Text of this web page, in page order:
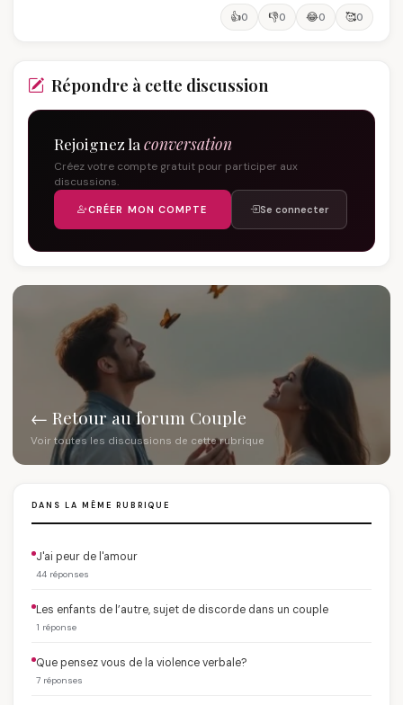
👍0 👎0 😂0 🥰0
Répondre à cette discussion
Rejoignez la conversation
Créez votre compte gratuit pour participer aux
discussions.
CRÉER MON COMPTE Se connecter
← Retour au forum Couple
Voir toutes les discussions de cette rubrique
DANS LA MÊME RUBRIQUE
J'ai peur de l'amour
44 réponses
Les enfants de l’autre, sujet de discorde dans un couple
1 réponse
Que pensez vous de la violence verbale?
7 réponses